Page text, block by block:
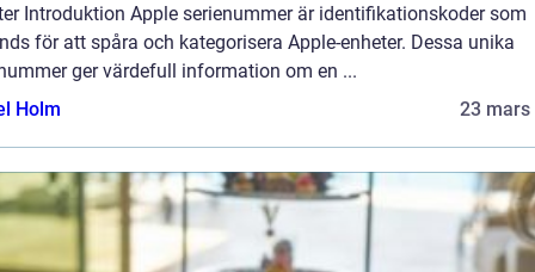
Introduktion Apple serienummer är identifikationskoder som
för att spåra och kategorisera Apple-enheter. Dessa unika
ger värdefull information om en ...
Holm
23 mars